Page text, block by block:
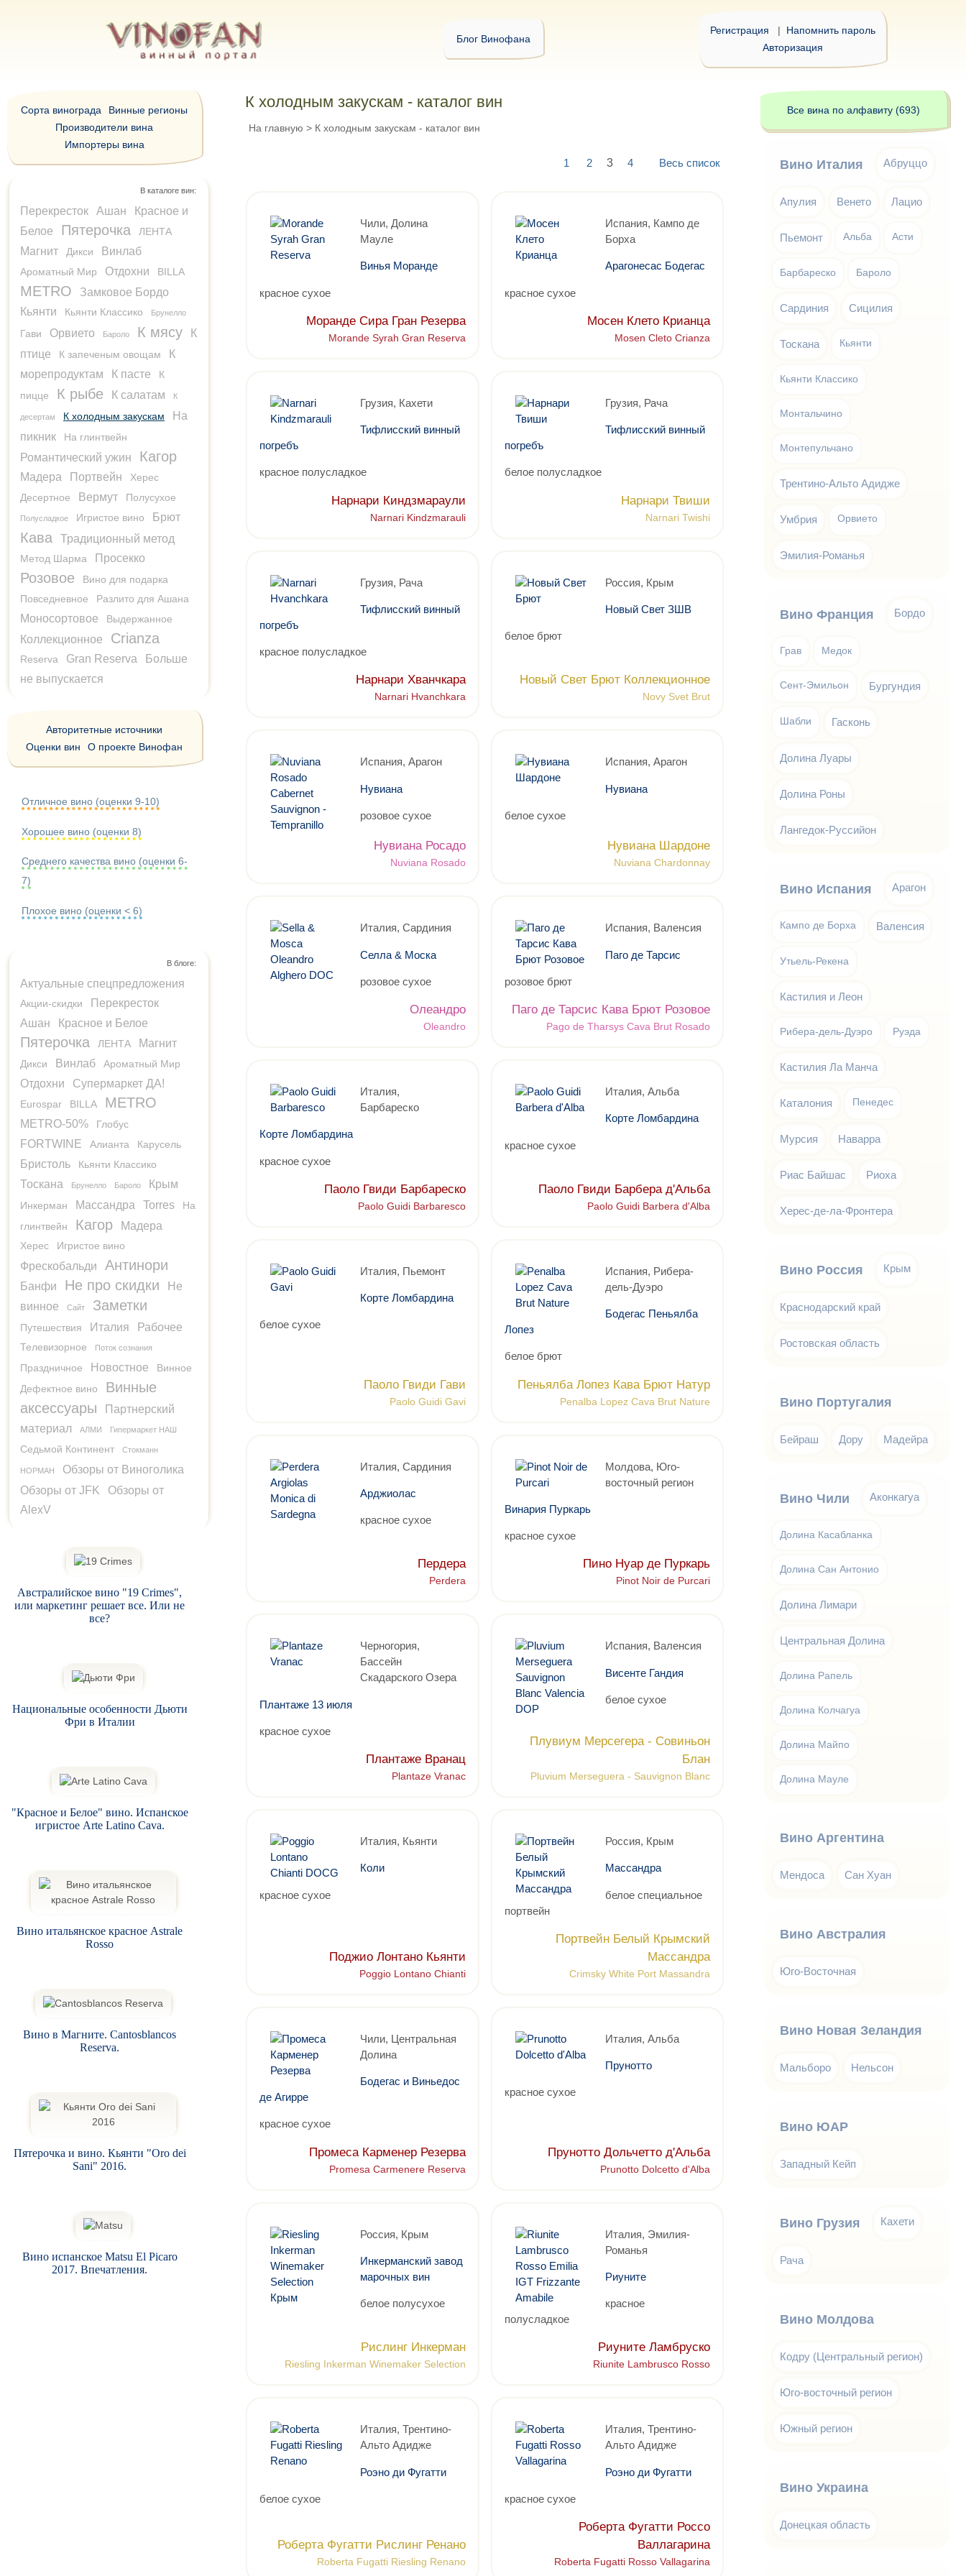
Блог Винофана
Регистрация | Напомнить пароль
Авторизация
К холодным закускам - каталог вин
На главную >К холодным закускам - каталог вин
1 2 3 4 Весь список
Чили, Долина
Мауле
Винья Моранде
красное сухое
Моранде Сира Гран Резерва
Morande Syrah Gran Reserva
Испания, Кампо де
Борха
Арагонесас Бодегас
красное сухое
Мосен Клето Крианца
Mosen Cleto Crianza
Грузия, Кахети
Тифлисский винный
погребъ
красное полусладкое
Нарнари Киндзмараули
Narnari Kindzmarauli
Грузия, Рача
Тифлисский винный
погребъ
белое полусладкое
Нарнари Твиши
Narnari Twishi
Грузия, Рача
Тифлисский винный
погребъ
красное полусладкое
Нарнари Хванчкара
Narnari Hvanchkara
Россия, Крым
Новый Свет ЗШВ
белое брют
Новый Свет Брют Коллекционное
Novy Svet Brut
Испания, Арагон
Нувиана
розовое сухое
Нувиана Росадо
Nuviana Rosado
Испания, Арагон
Нувиана
белое сухое
Нувиана Шардоне
Nuviana Chardonnay
Италия, Сардиния
Селла & Моска
розовое сухое
Олеандро
Oleandro
Испания, Валенсия
Паго де Тарсис
розовое брют
Паго де Тарсис Кава Брют Розовое
Pago de Tharsys Cava Brut Rosado
Италия,
Барбареско
Корте Ломбардина
красное сухое
Паоло Гвиди Барбареско
Paolo Guidi Barbaresco
Италия, Альба
Корте Ломбардина
красное сухое
Паоло Гвиди Барбера д'Альба
Paolo Guidi Barbera d'Alba
Италия, Пьемонт
Корте Ломбардина
белое сухое
Паоло Гвиди Гави
Paolo Guidi Gavi
Испания, Рибера-
дель-Дуэро
Бодегас Пеньялба
Лопез
белое брют
Пеньялба Лопез Кава Брют Натур
Penalba Lopez Cava Brut Nature
Италия, Сардиния
Арджиолас
красное сухое
Пердера
Perdera
Молдова, Юго-
восточный регион
Винария Пуркарь
красное сухое
Пино Нуар де Пуркарь
Pinot Noir de Purcari
Черногория,
Бассейн
Скадарского Озера
Плантаже 13 июля
красное сухое
Плантаже Вранац
Plantaze Vranac
Испания, Валенсия
Висенте Гандия
белое сухое
Плувиум Мерсегера - Совиньон
Блан
Pluvium Merseguera - Sauvignon Blanc
Италия, Кьянти
Коли
красное сухое
Поджио Лонтано Кьянти
Poggio Lontano Chianti
Россия, Крым
Массандра
белое специальное
портвейн
Портвейн Белый Крымский
Массандра
Crimsky White Port Massandra
Чили, Центральная
Долина
Бодегас и Виньедос
де Агирре
красное сухое
Промеса Карменер Резерва
Promesa Carmenere Reserva
Италия, Альба
Прунотто
красное сухое
Прунотто Дольчетто д'Альба
Prunotto Dolcetto d'Alba
Россия, Крым
Инкерманский завод
марочных вин
белое полусухое
Рислинг Инкерман
Riesling Inkerman Winemaker Selection
Италия, Эмилия-
Романья
Риуните
красное
полусладкое
Риуните Ламбруско
Riunite Lambrusco Rosso
Италия, Трентино-
Альто Адидже
Роэно ди Фугатти
белое сухое
Роберта Фугатти Рислинг Ренано
Roberta Fugatti Riesling Renano
Италия, Трентино-
Альто Адидже
Роэно ди Фугатти
красное сухое
Роберта Фугатти Россо
Валлагарина
Roberta Fugatti Rosso Vallagarina
Сорта винограда
Винные регионы
Производители вина
Импортеры вина
В каталоге вин:
Перекресток Ашан
Красное и
Белое
Пятерочка ЛЕНТА
Магнит Дикси Винлаб
Ароматный Мир Отдохни BILLA
METRO
Замковое Бордо
Кьянти
Кьянти Классико Брунелло
Гави Орвието Бароло К мясу
К
птице
К запеченым овощам
К
морепродуктам
К пасте
К
пицце
К рыбе К салатам К
десертам К холодным закускам
На
пикник
На глинтвейн
Романтический ужин Кагор
Мадера Портвейн
Херес
Десертное
Вермут Полусухое
Полусладкое Игристое вино Брют
Кава Традиционный метод
Метод Шарма Просекко
Розовое
Вино для подарка
Повседневное
Разлито для Ашана
Моносортовое Выдержанное
Коллекционное Crianza
Reserva Gran Reserva
Больше
не выпускается
Авторитетные источники
Оценки вин
О проекте Винофан
Отличное вино (оценки 9-10)
Хорошее вино (оценки 8)
Среднего качества вино (оценки 6-
7)
Плохое вино (оценки < 6)
В блоге:
Актуальные спецпредложения
Акции-скидки
Перекресток
Ашан
Красное и Белое
Пятерочка ЛЕНТА Магнит
Дикси Винлаб Ароматный Мир
Отдохни Супермаркет ДА!
Eurospar BILLA METRO
METRO-50% Глобус
FORTWINE Алианта Карусель
Бристоль Кьянти Классико
Тоскана Брунелло Бароло Крым
Инкерман Массандра Torres
На
глинтвейн
Кагор Мадера
Херес Игристое вино
Фрескобальди Антинори
Банфи Не про скидки
Не
винное
Сайт Заметки
Путешествия Италия Рабочее
Телевизорное Поток сознания
Праздничное Новостное
Винное
Дефектное вино
Винные
аксессуары
Партнерский
материал
АЛМИ Гипермаркет НАШ
Седьмой Континент Стокманн
НОРМАН
Обзоры от Виноголика
Обзоры от JFK
Обзоры от
AlexV
Австралийское вино "19 Crimes",
или маркетинг решает все. Или не
все?
Национальные особенности Дьюти
Фри в Италии
"Красное и Белое" вино. Испанское
игристое Arte Latino Cava.
Вино итальянское красное Astrale
Rosso
Вино в Магните. Cantosblancos
Reserva.
Пятерочка и вино. Кьянти "Oro dei
Sani" 2016.
Вино испанское Matsu El Picaro
2017. Впечатления.
Все вина по алфавиту (693)
Вино Италия Абруццо
Апулия Венето Лацио
Пьемонт Альба Асти
Барбареско Бароло
Сардиния Сицилия
Тоскана Кьянти
Кьянти Классико
Монтальчино
Монтепульчано
Трентино-Альто Адидже
Умбрия Орвието
Эмилия-Романья
Вино Франция Бордо
Грав Медок
Сент-Эмильон Бургундия
Шабли Гасконь
Долина Луары
Долина Роны
Лангедок-Руссийон
Вино Испания Арагон
Кампо де Борха Валенсия
Утьель-Рекена
Кастилия и Леон
Рибера-дель-Дуэро Руэда
Кастилия Ла Манча
Каталония Пенедес
Мурсия Наварра
Риас Байшас Риоха
Херес-де-ла-Фронтера
Вино Россия Крым
Краснодарский край
Ростовская область
Вино Португалия
Бейраш Дору Мадейра
Вино Чили Аконкагуа
Долина Касабланка
Долина Сан Антонио
Долина Лимари
Центральная Долина
Долина Рапель
Долина Колчагуа
Долина Майпо
Долина Мауле
Вино Аргентина
Мендоса Сан Хуан
Вино Австралия
Юго-Восточная
Вино Новая Зеландия
Мальборо Нельсон
Вино ЮАР
Западный Кейп
Вино Грузия Кахети
Рача
Вино Молдова
Кодру (Центральный регион)
Юго-восточный регион
Южный регион
Вино Украина
Донецкая область